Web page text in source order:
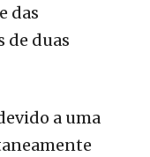
das
de duas
a uma